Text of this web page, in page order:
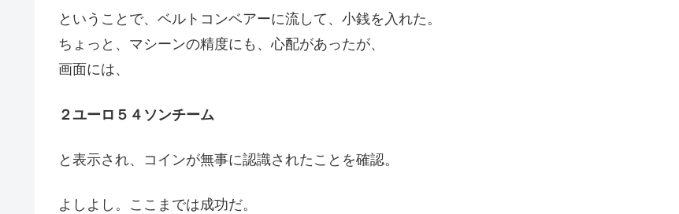
ということで、ベルトコンベアーに流して、小銭を入れた。
ちょっと、マシーンの精度にも、心配があったが、
画面には、
２ユーロ５４ソンチーム
と表示され、コインが無事に認識されたことを確認。
よしよし。ここまでは成功だ。